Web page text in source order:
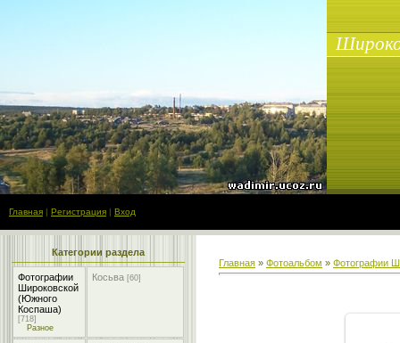
Главная | Регистрация | Вход
Категории раздела
Фотографии
Широковской
(Южного
Коспаша)
[718]
Разное
Косьва [60]
Главная » Фотоальбом » Фотографии